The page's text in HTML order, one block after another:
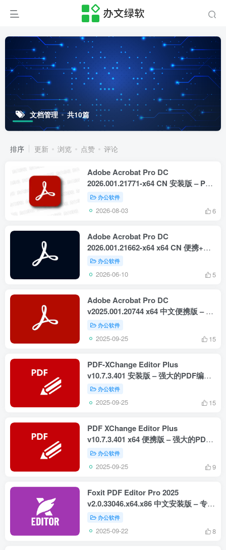
文档管理 共10篇
排序 更新 浏览 点赞 评论
Adobe Acrobat Pro DC
2026.001.21771-x64 CN 安装版 – PDF
编辑与管理工具
办公软件
2026-08-03 6
Adobe Acrobat Pro DC
2026.001.21662-x64 x64 CN 便携+安
装版 – PDF编辑与管理工具
办公软件
2026-06-10 5
Adobe Acrobat Pro DC
v2025.001.20744 x64 中文便携版 – 强
大的PDF编辑与管理工具
办公软件
2025-09-25 15
PDF-XChange Editor Plus
v10.7.3.401 安装版 – 强大的PDF编辑
与管理工具
办公软件
2025-09-25 15
PDF XChange Editor Plus
v10.7.3.401 x64 便携版 – 强大的PDF
编辑与管理工具
办公软件
2025-09-25 9
Foxit PDF Editor Pro 2025
v2.0.33046.x64.x86 中文安装版 – 专业
PDF编辑利器
办公软件
2025-09-22 8